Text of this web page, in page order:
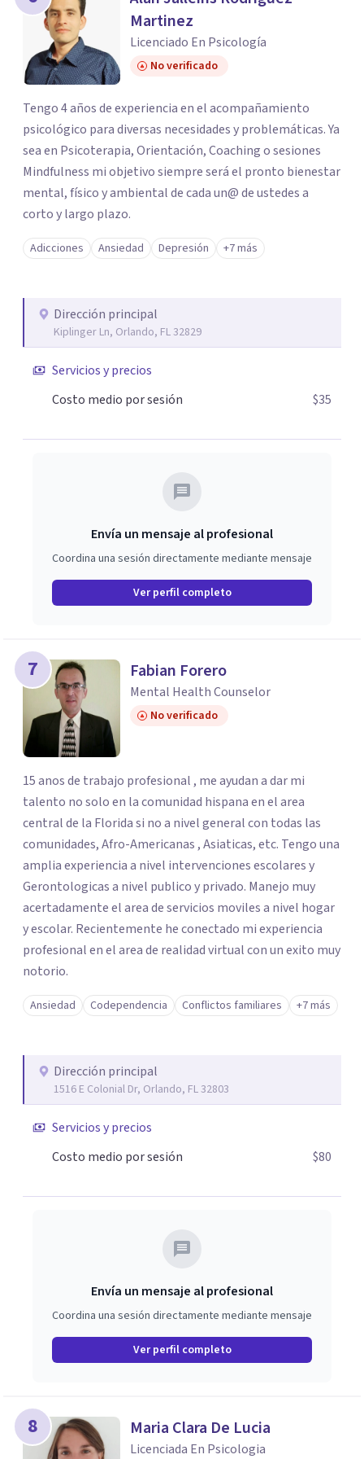
Martinez
Licenciado En Psicología
No verificado
Tengo 4 años de experiencia en el acompañamiento
psicológico para diversas necesidades y problemáticas. Ya
sea en Psicoterapia, Orientación, Coaching o sesiones
Mindfulness mi objetivo siempre será el pronto bienestar
mental, físico y ambiental de cada un@ de ustedes a
corto y largo plazo.
Adicciones Ansiedad Depresión +7 más
Dirección principal
Kiplinger Ln, Orlando, FL 32829
Servicios y precios
Costo medio por sesión
$35
Envía un mensaje al profesional
Coordina una sesión directamente mediante mensaje
Ver perfil completo
7 Fabian Forero
Mental Health Counselor
No verificado
15 anos de trabajo profesional , me ayudan a dar mi
talento no solo en la comunidad hispana en el area
central de la Florida si no a nivel general con todas las
comunidades, Afro-Americanas , Asiaticas, etc. Tengo una
amplia experiencia a nivel intervenciones escolares y
Gerontologicas a nivel publico y privado. Manejo muy
acertadamente el area de servicios moviles a nivel hogar
y escolar. Recientemente he conectado mi experiencia
profesional en el area de realidad virtual con un exito muy
notorio.
Ansiedad Codependencia Conflictos familiares +7 más
Dirección principal
1516 E Colonial Dr, Orlando, FL 32803
Servicios y precios
Costo medio por sesión
$80
Envía un mensaje al profesional
Coordina una sesión directamente mediante mensaje
Ver perfil completo
8 Maria Clara De Lucia
Licenciada En Psicologia